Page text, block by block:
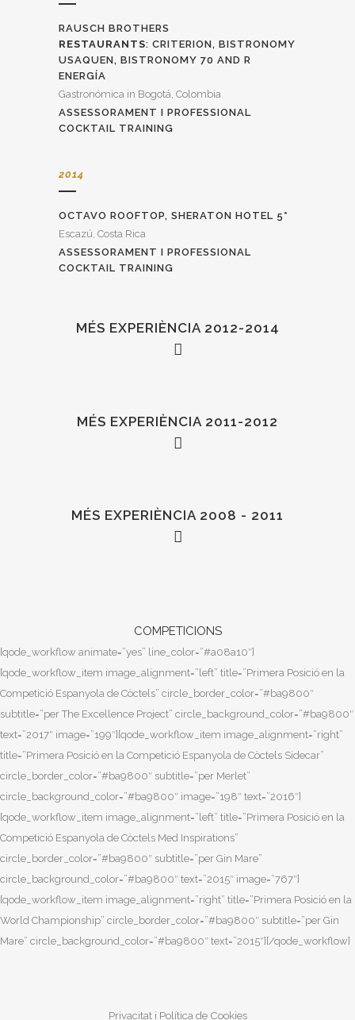
RAUSCH BROTHERS
RESTAURANTS: CRITERION, BISTRONOMY
USAQUEN, BISTRONOMY 70 AND R
ENERGÍA
Gastronómica in Bogotá, Colombia
ASSESSORAMENT I PROFESSIONAL
COCKTAIL TRAINING
2014
OCTAVO ROOFTOP, SHERATON HOTEL 5*
Escazú, Costa Rica
ASSESSORAMENT I PROFESSIONAL
COCKTAIL TRAINING
MÉS EXPERIÈNCIA 2012-2014
SOETA RESTAURANT TEAM
(Two Quatro Rodas Star), Vitoria, Brazil
ASSESSORAMENT I PROFESSIONAL
HEAD BARTENDER
(CHEF ALBERT ADRIÀ / 1 MICHELIN STAR)
Catalonia, Spain
BARTENDER
MÉS EXPERIÈNCIA 2011-2012
BARTENDER
2012
COMPARTIR RESTAURANT
(CHEFS D’EL BULLI RESTAURANT)
Cadaqués, Catalunya, Spain
CAMBRER
2011
TICKETS BAR (CHEF ALBERT ADRIÀ / 1
MICHELIN STAR)
CAMBRER I SUPERVISIÓ DEL SERVEI AL
CLIENT
MÉS EXPERIÈNCIA 2008 - 2011
2011
JALEO BETHESDA (CHEF JOSÉ ANDRÉS)
(BEST COCKTAIL BAR IN THE USA)
2008 –2011
EL BULLI RESTAURANT,
(BEST RESTAURANT IN THE WORLD FOR 5
Roses, Catalonia, Spain
Cambrer
SERVED BY EL BULLI RESTAURANT &
COMPETICIONS
[qode_workflow animate=”yes” line_color=”#a08a10″]
[qode_workflow_item image_alignment=”left” title=”Primera Posició en la
Competició Espanyola de Còctels” circle_border_color=”#ba9800″
subtitle=”per The Excellence Project” circle_background_color=”#ba9800″
text=”2017″ image=”199″][qode_workflow_item image_alignment=”right”
title=”Primera Posició en la Competició Espanyola de Còctels Sidecar”
circle_border_color=”#ba9800″ subtitle=”per Merlet”
circle_background_color=”#ba9800″ image=”198″ text=”2016″]
[qode_workflow_item image_alignment=”left” title=”Primera Posició en la
Competició Espanyola de Còctels Med Inspirations”
circle_border_color=”#ba9800″ subtitle=”per Gin Mare”
circle_background_color=”#ba9800″ text=”2015″ image=”767″]
[qode_workflow_item image_alignment=”right” title=”Primera Posició en la
World Championship” circle_border_color=”#ba9800″ subtitle=”per Gin
Mare” circle_background_color=”#ba9800″ text=”2015″][/qode_workflow]
Privacitat i Política de Cookies